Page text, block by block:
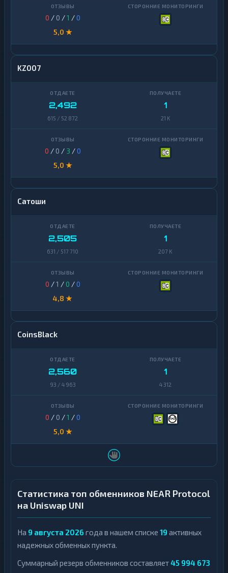
0 / 0 /1 /0
5,0 ★
KZ007
2,492
615 / 52 872
1
21 K
0 / 0 / 3 /0
5,0 ★
Сатоши
2,505
631 / 517 710
1
207 K
0 /1 /0 /0
4,8 ★
CoinsBlack
2,560
93 / 4 963
1
4 312
0 / 0 /1 /0
5,0 ★
Статистика топ обменников NEAR Protocol
на Uniswap UNI
На 9 августа 2026 года в нашем списке 19 активных
надежных обменных пункта.
Суммарный резерв обменников составляет45 994 673